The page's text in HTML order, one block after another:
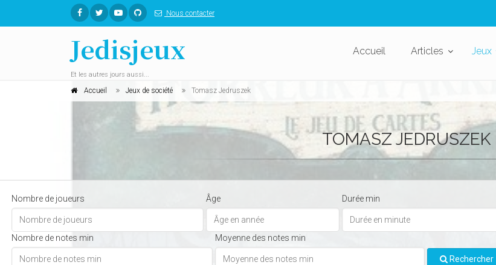
Nous contacter
Jedisjeux
Et les autres jours aussi...
Accueil Articles Jeux
Accueil Jeux de société Tomasz Jedruszek
TOMASZ JEDRUSZEK
Nombre de joueurs Âge Durée min
Nombre de notes min Moyenne des notes min
Rechercher